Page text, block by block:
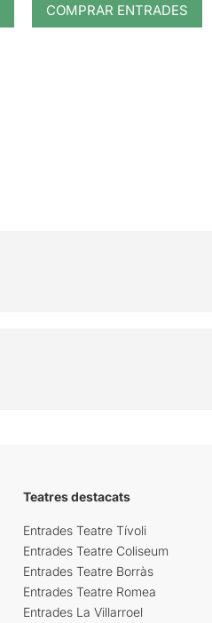
COMPRAR ENTRADES
Teatres destacats
Entrades Teatre Tívoli
Entrades Teatre Coliseum
Entrades Teatre Borràs
Entrades Teatre Romea
Entrades La Villarroel